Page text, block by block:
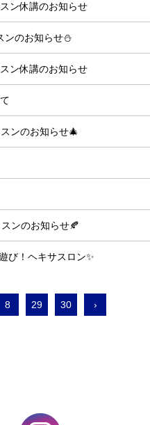
ン休講のお知らせ
ンのお知らせ⛄
ン休講のお知らせ
ンのお知らせ🎄
ンのお知らせ🍂
び！ヘキサスロン✨
8 29 30 ›